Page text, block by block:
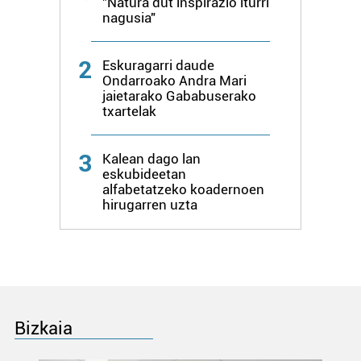
pertsonalizatuak eskaintzeko, iragarkiak eta edukia
neurtzeko, jendeari buruzko informazioa biltzeko eta
produktuak garatzeko. Zure datuak nork eta zertarako
erabiltzen dituen hauta dezakezu.
Bazkide batzuek ez dizute baimenik eskatzen, eta beren
duten interes legitimoa eta horren aurka nola egin
dezakezun ikusteko.
fitxategiak erabiltzen ditu. Zure esperientzia eta
nagusia"
2
Eskuragarri daude
Ondarroako Andra Mari
jaietarako Gababuserako
txartelak
3
Kalean dago lan
eskubideetan
alfabetatzeko koadernoen
hirugarren uzta
Bizkaia